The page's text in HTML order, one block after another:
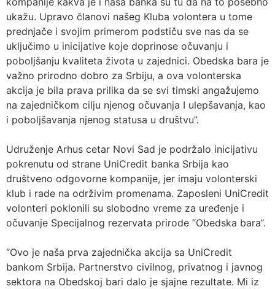
ukažu. Upravo članovi našeg Kluba volontera u tome
prednjače i svojim primerom podstiču sve nas da se
uključimo u inicijative koje doprinose očuvanju i
poboljšanju kvaliteta života u zajednici. Obedska bara je
važno prirodno dobro za Srbiju, a ova volonterska
akcija je bila prava prilika da se svi timski angažujemo
na zajedničkom cilju njenog očuvanja I ulepšavanja, kao
i poboljšavanja njenog statusa u društvu”.
Udruženje Arhus cetar Novi Sad je podržalo inicijativu
pokrenutu od strane UniCredit banka Srbija kao
društveno odgovorne kompanije, jer imaju volonterski
klub i rade na održivim promenama. Zaposleni UniCredit
volonteri poklonili su slobodno vreme za uređenje i
očuvanje Specijalnog rezervata prirode “Obedska bara“.
‘’Ovo je naša prva zajednička akcija sa UniCredit
bankom Srbija. Partnerstvo civilnog, privatnog i javnog
sektora na Obedskoj bari dalo je sjajne rezultate. Mi iz